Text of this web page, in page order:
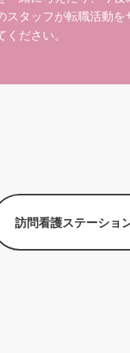
スタッフが転職活動を
ださい。
訪問看護ステーショ